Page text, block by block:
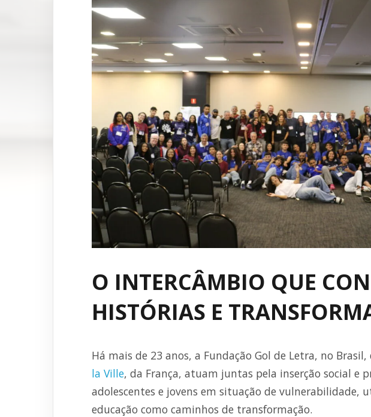
O INTERCÂMBIO QUE
HISTÓRIAS E
Há mais de 23 anos, a Fundação Gol de Letra, no Brasil,
la Ville, da França, atuam juntas pela inserção social e
adolescentes e jovens em situação de vulnerabilidade,
educação como caminhos de transformação.